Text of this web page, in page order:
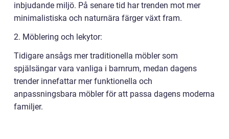
inbjudande miljö. På senare tid har trenden mot mer
minimalistiska och naturnära färger växt fram.
2. Möblering och lekytor:
Tidigare ansågs mer traditionella möbler som
spjälsängar vara vanliga i barnrum, medan dagens
trender innefattar mer funktionella och
anpassningsbara möbler för att passa dagens moderna
familjer.